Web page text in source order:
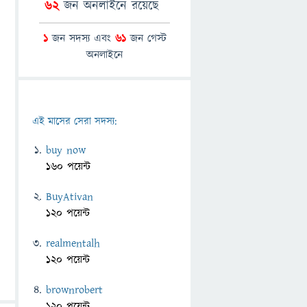
62জন অনলাইনে রয়েছে
1জন সদস্য এবং 61জন গেস্ট
অনলাইনে
এই মাসের সেরা সদস্য:
buy now
160 পয়েন্ট
BuyAtivan
120 পয়েন্ট
realmentalh
120 পয়েন্ট
brownrobert